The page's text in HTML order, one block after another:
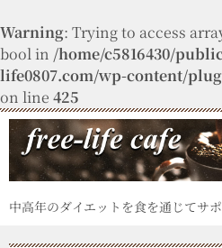
Warning: Trying to access
bool in /home/c5816430/
life0807.com/wp-content/
on line 425
中高年のダイエットを食を通じてサ